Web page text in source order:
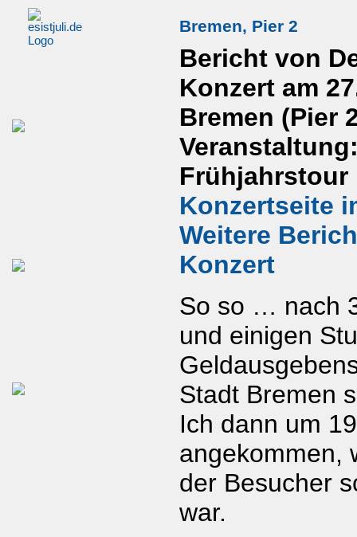
Bremen, Pier 2
Bericht von
Konzert am
Bremen (Pier
Frühjahrstour
Konzertseite
Weitere
Konzert
So so … nach
und einigen
Stadt Bremen
Ich dann um
angekommen,
der Besucher
war.